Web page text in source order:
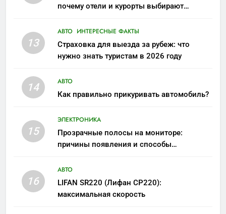
почему отели и курорты выбирают
13
АВТО ИНТЕРЕСНЫЕ ФАКТЫ
Страховка для выезда за рубеж: что
нужно знать туристам в 2026 году
14
АВТО
Как правильно прикуривать автомобиль?
15
ЭЛЕКТРОНИКА
Прозрачные полосы на мониторе:
причины появления и способы
16
АВТО
LIFAN SR220 (Лифан СР220):
максимальная скорость